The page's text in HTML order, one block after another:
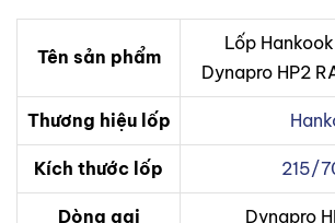
Tên sản phẩm
Lốp
Dynapro HP2
Thương hiệu lốp
Kích thước lốp 215/
Dòng gai Dynapro